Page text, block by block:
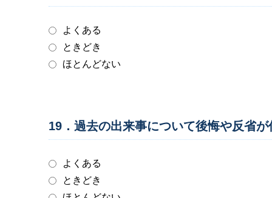
よくある
ときどき
ほとんどない
19．過去の出来事について後悔や反省
よくある
ときどき